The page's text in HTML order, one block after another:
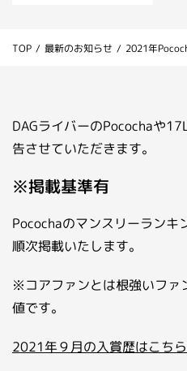
最新のお知らせ
お仕事のご相談・お
TOP / 最新のお知らせ / 2021年
DAGライバーのPocochaや
告させていただきます。
※掲載基準有
Pocochaのマンスリーランキ
順次掲載いたします。
※コアファンとは根強いファ
値です。
2021年９月の入賞歴はこち